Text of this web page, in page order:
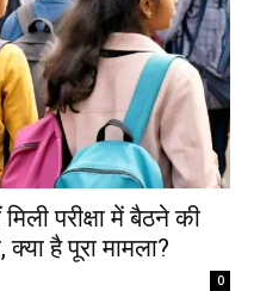
परीक्षा में बैठने की
है पूरा मामला?
0